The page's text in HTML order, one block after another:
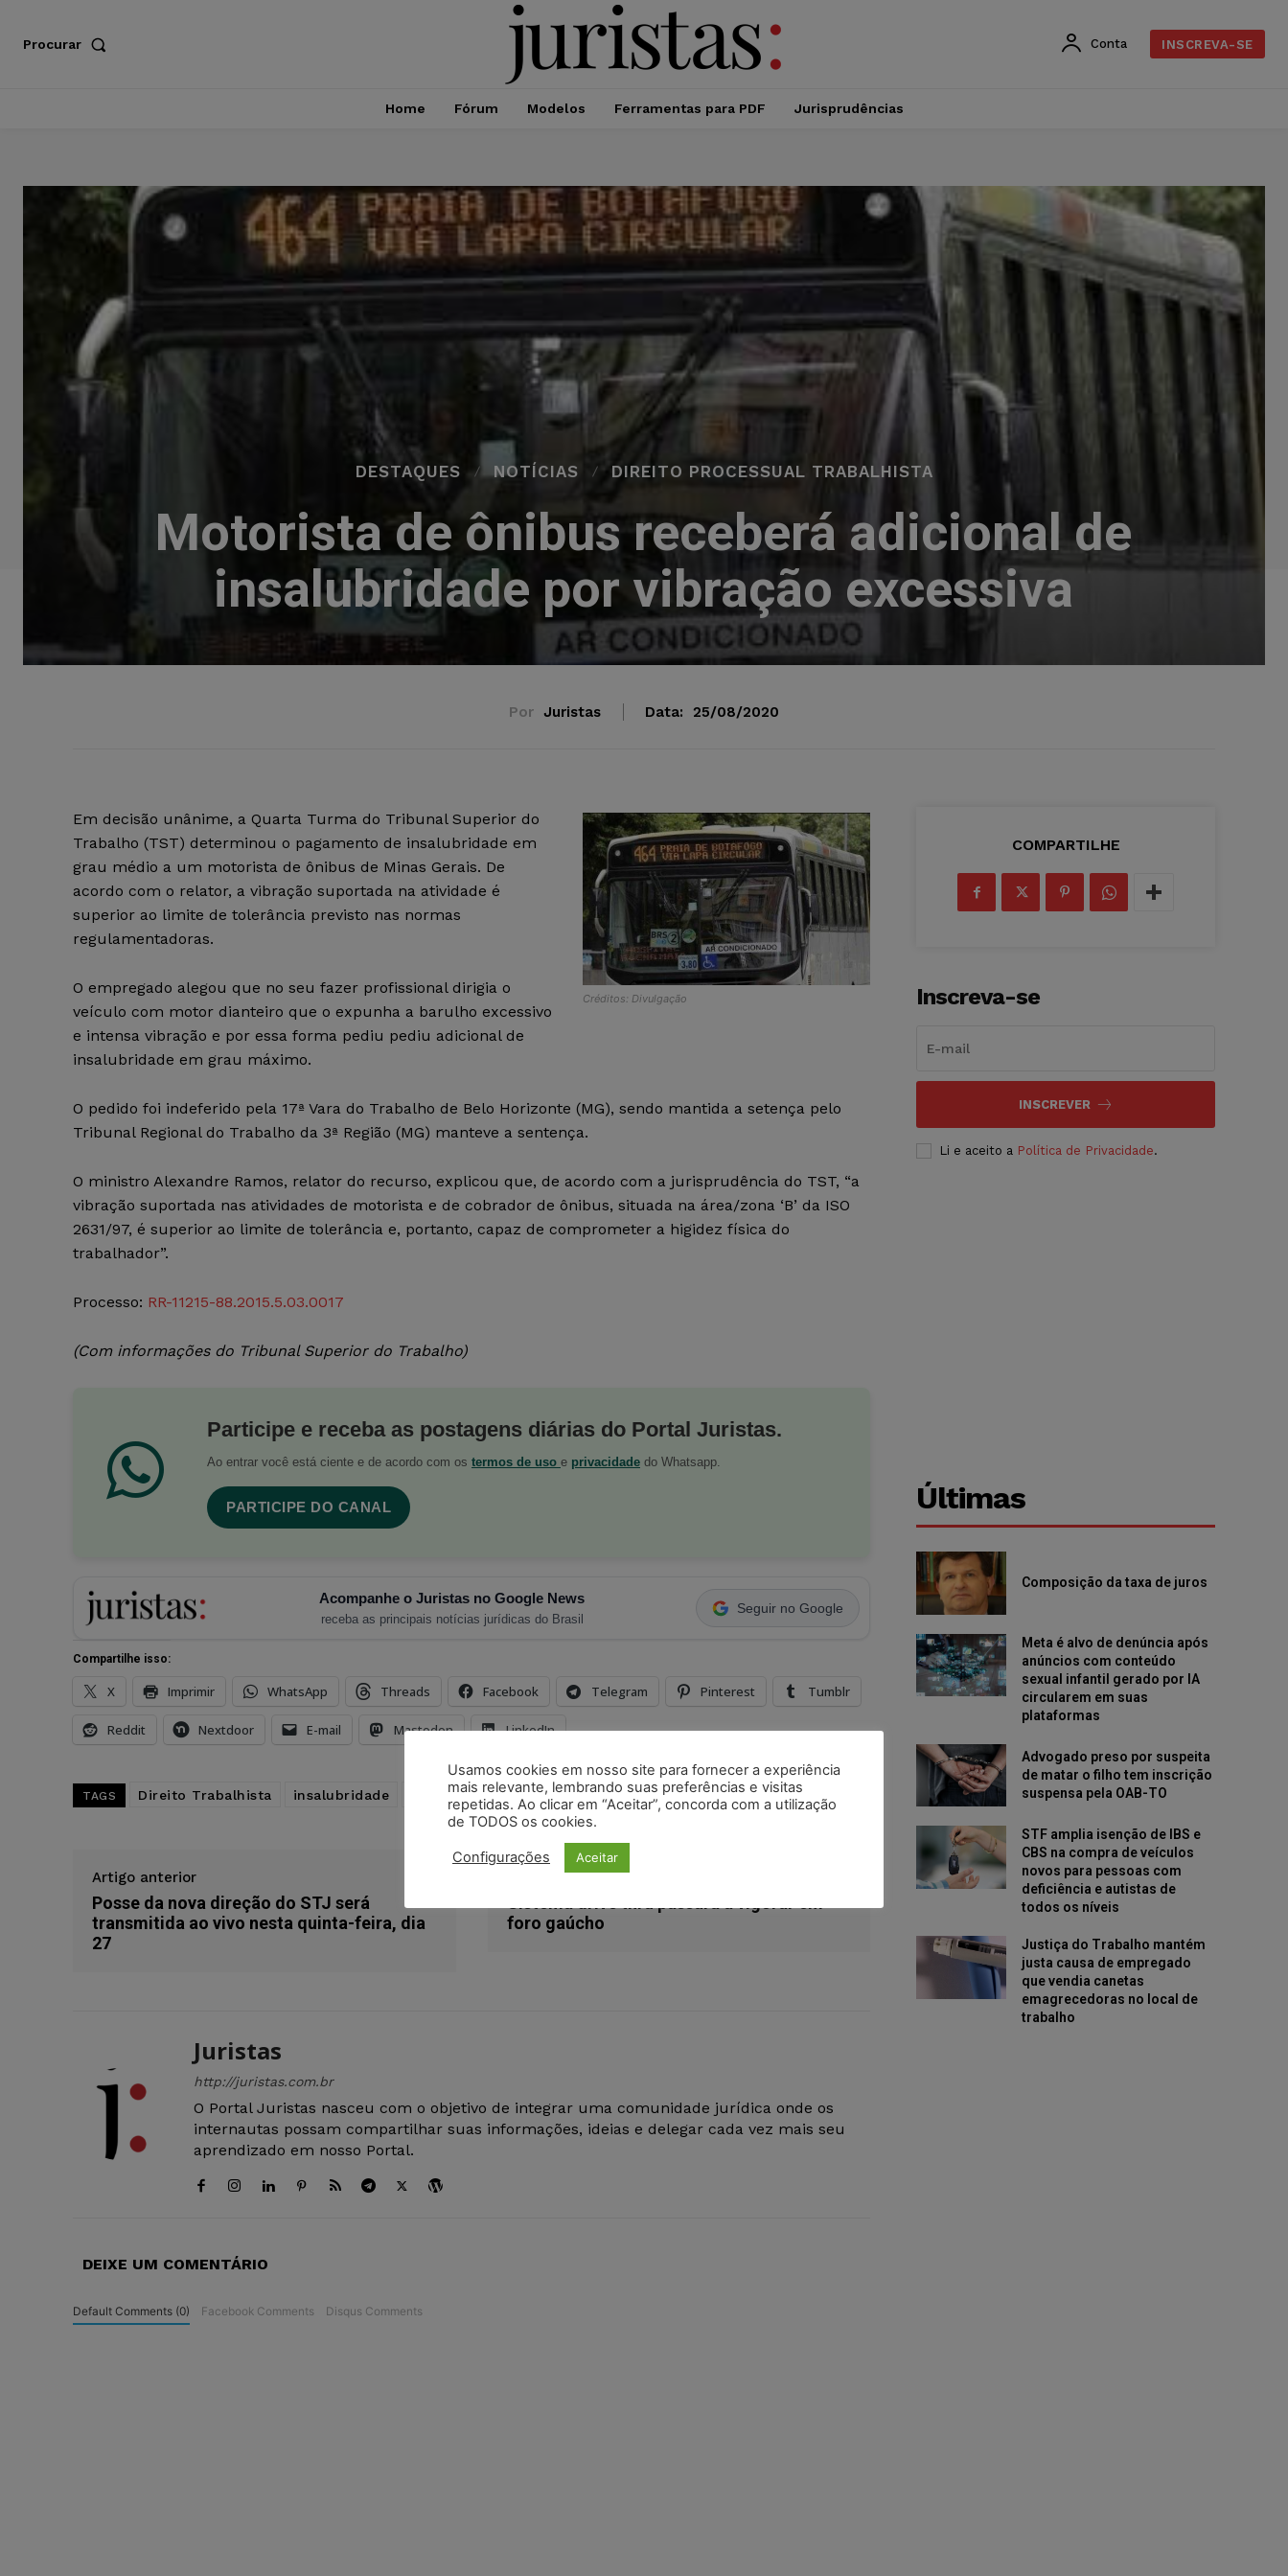
Procurar Conta INSCREVA-SE
Home Fórum Modelos Ferramentas para PDF Jurisprudências
DESTAQUES NOTÍCIAS DIREITO PROCESSUAL TRABALHISTA
Motorista de ônibus receberá adicional de
insalubridade por vibração excessiva
Por Juristas Data: 25/08/2020
Créditos: Divulgação
Em decisão unânime, a Quarta Turma do Tribunal Superior do
Trabalho (TST) determinou o pagamento de insalubridade em
grau médio a um motorista de ônibus de Minas Gerais. De
acordo com o relator, a vibração suportada na atividade é
superior ao limite de tolerância previsto nas normas
regulamentadoras.
O empregado alegou que no seu fazer profissional dirigia o
veículo com motor dianteiro que o expunha a barulho excessivo
e intensa vibração e por essa forma pediu pediu adicional de
insalubridade em grau máximo.
O pedido foi indeferido pela 17ª Vara do Trabalho de Belo Horizonte (MG), sendo mantida a setença pelo
Tribunal Regional do Trabalho da 3ª Região (MG) manteve a sentença.
O ministro Alexandre Ramos, relator do recurso, explicou que, de acordo com a jurisprudência do TST, “a
vibração suportada nas atividades de motorista e de cobrador de ônibus, situada na área/zona ‘B’ da ISO
2631/97, é superior ao limite de tolerância e, portanto, capaz de comprometer a higidez física do
trabalhador”.
Processo: RR-11215-88.2015.5.03.0017
(Com informações do Tribunal Superior do Trabalho)
Participe e receba as postagens diárias do Portal Juristas.
Ao entrar você está ciente e de acordo com os termos de uso e privacidade do Whatsapp.
PARTICIPE DO CANAL
Acompanhe o Juristas no Google News
receba as principais notícias jurídicas do Brasil
Seguir no Google
Compartilhe isso:
X Imprimir WhatsApp Threads Facebook Telegram Pinterest Tumblr
Reddit Nextdoor E-mail Mastodon LinkedIn
TAGS Direito Trabalhista insalubridade motorista ônibus tribunal superior do trabalho TST
Artigo anterior
Posse da nova direção do STJ será
transmitida ao vivo nesta quinta-feira, dia
27
Próximo artigo
Sistema drive thru passará a vigorar em
foro gaúcho
Juristas
http://juristas.com.br
O Portal Juristas nasceu com o objetivo de integrar uma comunidade jurídica onde os
internautas possam compartilhar suas informações, ideias e delegar cada vez mais seu
aprendizado em nosso Portal.
DEIXE UM COMENTÁRIO
Default Comments (0) Facebook Comments Disqus Comments
COMPARTILHE
Inscreva-se
INSCREVER
Li e aceito a Política de Privacidade.
Últimas
Composição da taxa de juros
Meta é alvo de denúncia após
anúncios com conteúdo
sexual infantil gerado por IA
circularem em suas
plataformas
Advogado preso por suspeita
de matar o filho tem inscrição
suspensa pela OAB-TO
STF amplia isenção de IBS e
CBS na compra de veículos
novos para pessoas com
deficiência e autistas de
todos os níveis
Justiça do Trabalho mantém
justa causa de empregado
que vendia canetas
emagrecedoras no local de
trabalho
Usamos cookies em nosso site para fornecer a experiência
mais relevante, lembrando suas preferências e visitas
repetidas. Ao clicar em “Aceitar”, concorda com a utilização
de TODOS os cookies.
Configurações Aceitar